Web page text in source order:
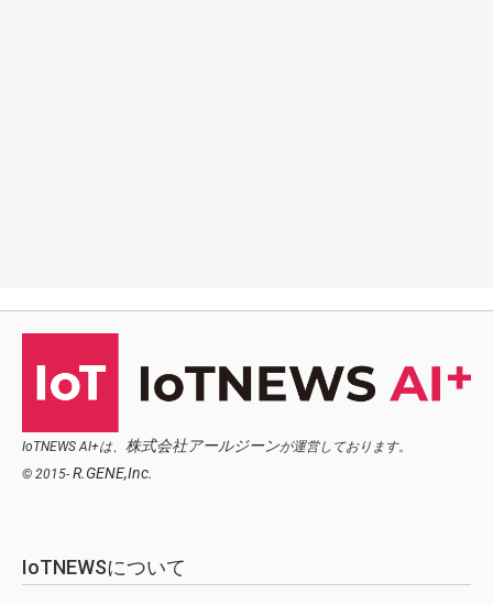
IoTNEWS AI+は、 株式会社アールジーンが運営しております。
© 2015- R.GENE,Inc.
IoTNEWSについて